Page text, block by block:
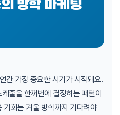
방학 마케팅
간 가장 중요한 시기가 시작돼요.
줄을 한꺼번에 결정하는 패턴이
기회는 겨울 방학까지 기다려야